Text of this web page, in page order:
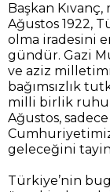
Başkan
Ağustos 1922,
olma iradesini
gündür. Gazi
ve aziz
bağımsızlık
milli birlik
Ağustos,
geleceğini
Türkiye’nin